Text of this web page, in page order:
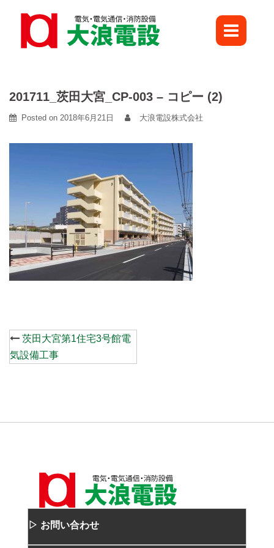
content
201711_茨田大宮_CP-003 – コピー (2)
Posted on 2018年6月21日 大浪電設株式会社
Post
navigation
茨田大宮第1住宅3号館電
気設備工事
▷ お問い合わせ